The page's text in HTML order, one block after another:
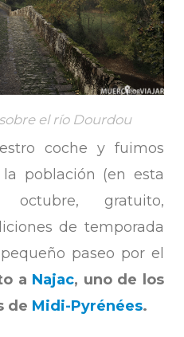
el río Dourdou
coche y fuimos
población (en esta
gratuito,
de temporada
paseo por el
a Najac, uno de los
de Midi-Pyrénées.